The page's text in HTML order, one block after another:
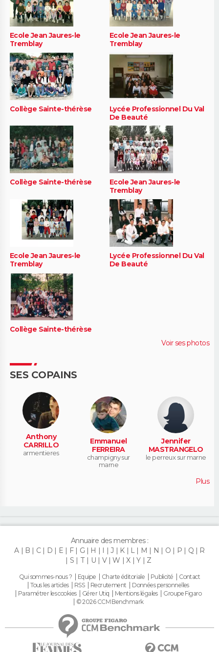
Ecole Jean Jaures-le
Tremblay
Ecole Jean Jaures-le
Tremblay
Collège Sainte-thérèse
Lycée Professionnel Du Val
De Beauté
Collège Sainte-thérèse
Ecole Jean Jaures-le
Tremblay
Ecole Jean Jaures-le
Tremblay
Lycée Professionnel Du Val
De Beauté
Collège Sainte-thérèse
Voir ses photos
SES COPAINS
Anthony
CARRILLO
armentieres
Emmanuel
FERREIRA
champigny sur
marne
Jennifer
MASTRANGELO
le perreux sur marne
Plus
Annuaire des membres :
A
B C D E F G H I J K L M N O P Q
R
S
T U V W X Y Z
Qui sommes-nous ? Equipe Charte éditoriale Publicité
Contact
Tous les articles
RSS Recrutement
Données personnelles
Paramétrer les cookies
Gérer Utiq Mentions légales
Groupe Figaro
© 2026 CCM Benchmark